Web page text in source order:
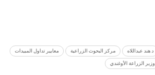
د هند عبداللاه مركز البحوث الزراعية معايير تداول المبيدات
وزير الزراعة الأوغندي